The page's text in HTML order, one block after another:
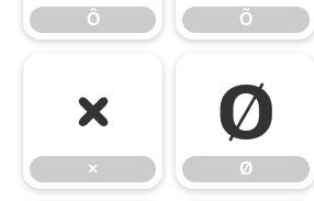
Ô Õ
×
× Ø
Ø